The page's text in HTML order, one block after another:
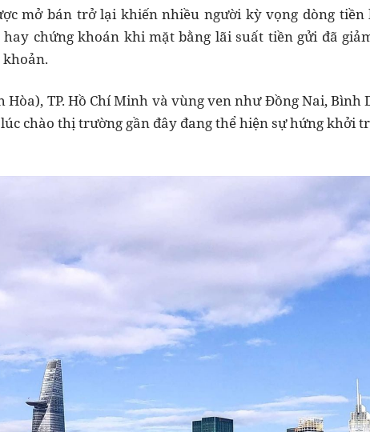
mở bán trở lại khiến nhiều người kỳ vọng dòng
chứng khoán khi mặt bằng lãi suất tiền gửi đã
TP. Hồ Chí Minh và vùng ven như Đồng Nai, Bình
lúc chào thị trường gần đây đang thể hiện sự hứng khởi